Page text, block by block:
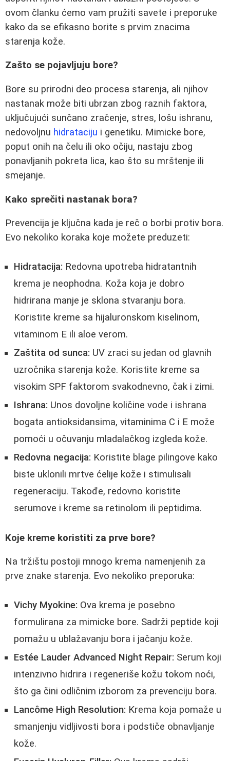
ovom članku ćemo vam pružiti savete i preporuke
kako da se efikasno borite s prvim znacima
starenja kože.
Zašto se pojavljuju bore?
Bore su prirodni deo procesa starenja, ali njihov
nastanak može biti ubrzan zbog raznih faktora,
uključujući sunčano zračenje, stres, lošu ishranu,
nedovoljnu hidrataciju i genetiku. Mimicke bore,
poput onih na čelu ili oko očiju, nastaju zbog
ponavljanih pokreta lica, kao što su mrštenje ili
smejanje.
Kako sprečiti nastanak bora?
Prevencija je ključna kada je reč o borbi protiv bora.
Evo nekoliko koraka koje možete preduzeti:
Hidratacija: Redovna upotreba hidratantnih
krema je neophodna. Koža koja je dobro
hidrirana manje je sklona stvaranju bora.
Koristite kreme sa hijaluronskom kiselinom,
vitaminom E ili aloe verom.
Zaštita od sunca: UV zraci su jedan od glavnih
uzročnika starenja kože. Koristite kreme sa
visokim SPF faktorom svakodnevno, čak i zimi.
Ishrana: Unos dovoljne količine vode i ishrana
bogata antioksidansima, vitaminima C i E može
pomoći u očuvanju mladalačkog izgleda kože.
Redovna negacija: Koristite blage pilingove kako
biste uklonili mrtve ćelije kože i stimulisali
regeneraciju. Takođe, redovno koristite
serumove i kreme sa retinolom ili peptidima.
Koje kreme koristiti za prve bore?
Na tržištu postoji mnogo krema namenjenih za
prve znake starenja. Evo nekoliko preporuka:
Vichy Myokine: Ova krema je posebno
formulirana za mimicke bore. Sadrži peptide koji
pomažu u ublažavanju bora i jačanju kože.
Estée Lauder Advanced Night Repair: Serum koji
intenzivno hidrira i regeneriše kožu tokom noći,
što ga čini odličnim izborom za prevenciju bora.
Lancôme High Resolution: Krema koja pomaže u
smanjenju vidljivosti bora i podstiče obnavljanje
kože.